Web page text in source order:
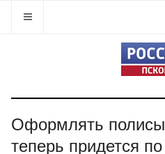
Оформлять
теперь придется